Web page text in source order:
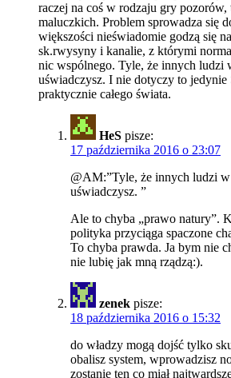
raczej na coś w rodzaju gry pozorów,
maluczkich. Problem sprowadza się
większości nieświadomie godzą się
sk.rwysyny i kanalie, z którymi
nic wspólnego. Tyle, że innych ludzi
uświadczysz. I nie dotyczy to jedynie
praktycznie całego świata.
HeS pisze:
17 października 2016 o 23:07
@AM:”Tyle, że innych ludzi
uświadczysz. ”
Ale to chyba „prawo natury”.
polityka przyciąga spaczone
To chyba prawda. Ja bym nie
nie lubię jak mną rządzą:).
zenek pisze:
18 października 2016 o 15:32
do władzy mogą dojść tylko
obalisz system, wprowadzisz
zostanie ten co miał